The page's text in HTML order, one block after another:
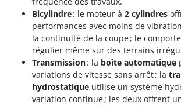
MCH
Michelin
Mille
Minox
Mockmill
Bicylindre: le moteur à 2 cylindres
performances avec moins de
la continuité de la coupe ; le
régulier même sur des terrains
Transmission: la boîte automatique
variations de vitesse sans arrêt ; la
hydrostatique utilise un système
variation continue ; les deux offrent